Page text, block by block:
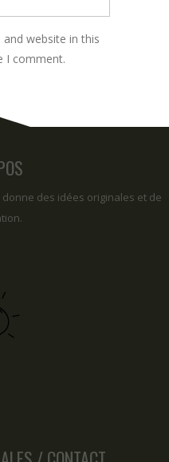
website in this
I comment.
des idées originales et de